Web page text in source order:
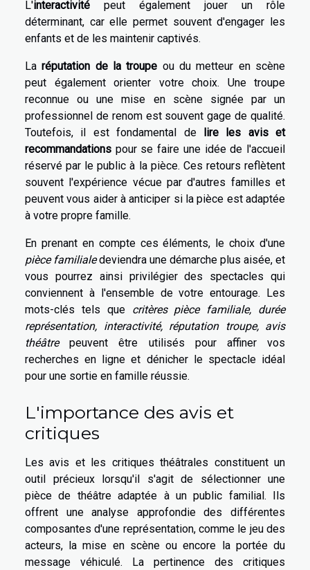
L'interactivité peut également jouer un rôle
déterminant, car elle permet souvent d'engager les
enfants et de les maintenir captivés.
Laréputation de la troupe ou du metteur en scène
peut également orienter votre choix. Une troupe
reconnue ou une mise en scène signée par un
professionnel de renom est souvent gage de qualité.
Toutefois, il est fondamental de
lire les avis et
recommandations pour se faire une idée de l'accueil
réservé par le public à la pièce. Ces retours reflètent
souvent l'expérience vécue par d'autres familles et
peuvent vous aider à anticiper si la pièce est adaptée
à votre propre famille.
En prenant en compte ces éléments, le choix d'une
pièce familialedeviendra une démarche plus aisée, et
vous pourrez ainsi privilégier des spectacles qui
conviennent à l'ensemble de votre entourage. Les
mots-clés tels que critères pièce familiale, durée
représentation, interactivité, réputation troupe, avis
théâtrepeuvent être utilisés pour affiner vos
recherches en ligne et dénicher le spectacle idéal
pour une sortie en famille réussie.
L'importance des avis et
critiques
Les avis et les critiques théâtrales constituent un
outil précieux lorsqu'il s'agit de sélectionner une
pièce de théâtre adaptée à un public familial. Ils
offrent une analyse approfondie des différentes
composantes d'une représentation, comme le jeu des
acteurs, la mise en scène ou encore la portée du
message véhiculé. La pertinence des critiques